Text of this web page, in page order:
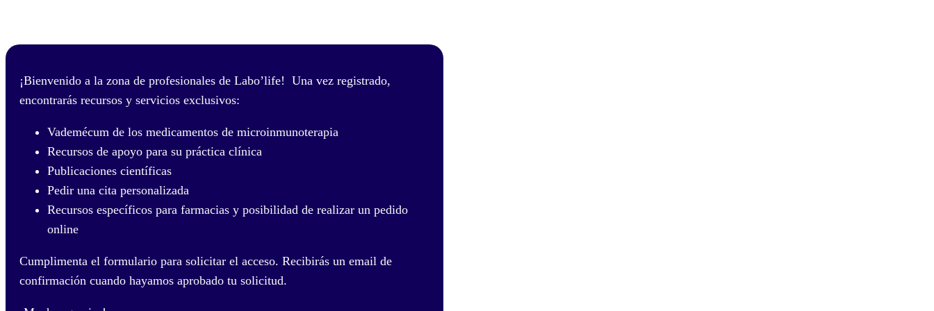
¡Bienvenido a la zona de profesionales de Labo’life! Una vez registrado,
encontrarás recursos y servicios exclusivos:
Vademécum de los medicamentos de microinmunoterapia
Recursos de apoyo para su práctica clínica
Publicaciones científicas
Pedir una cita personalizada
Recursos específicos para farmacias y posibilidad de realizar un pedido
online
Cumplimenta el formulario para solicitar el acceso. Recibirás un email de
confirmación cuando hayamos aprobado tu solicitud.